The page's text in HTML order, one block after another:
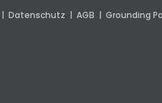
|Datenschutz |AGB |Grounding